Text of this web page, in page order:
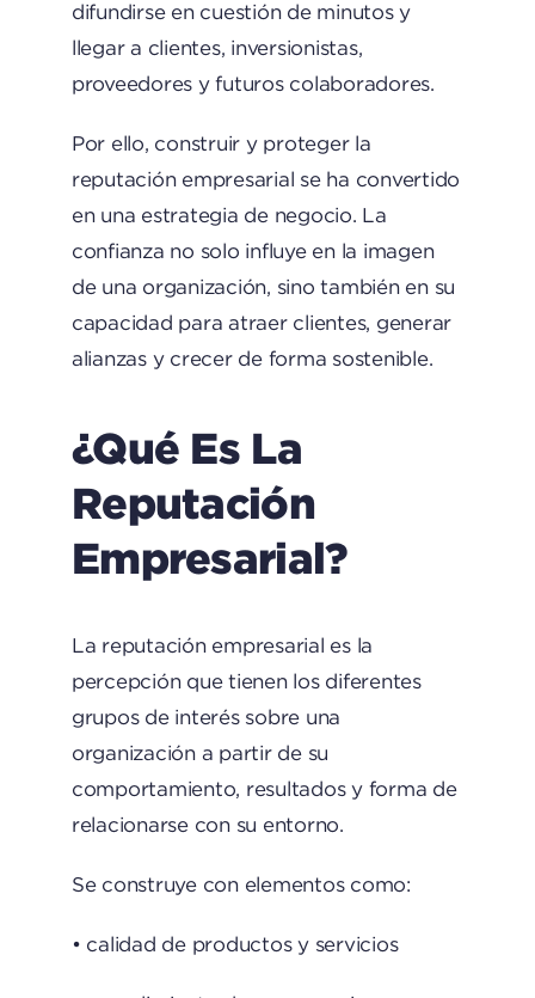
difundirse en cuestión de minutos y
llegar a clientes, inversionistas,
proveedores y futuros colaboradores.
Por ello, construir y proteger la
reputación empresarial se ha convertido
en una estrategia de negocio. La
confianza no solo influye en la imagen
de una organización, sino también en su
capacidad para atraer clientes, generar
alianzas y crecer de forma sostenible.
¿Qué Es La
Reputación
Empresarial?
La reputación empresarial es la
percepción que tienen los diferentes
grupos de interés sobre una
organización a partir de su
comportamiento, resultados y forma de
relacionarse con su entorno.
Se construye con elementos como:
• calidad de productos y servicios